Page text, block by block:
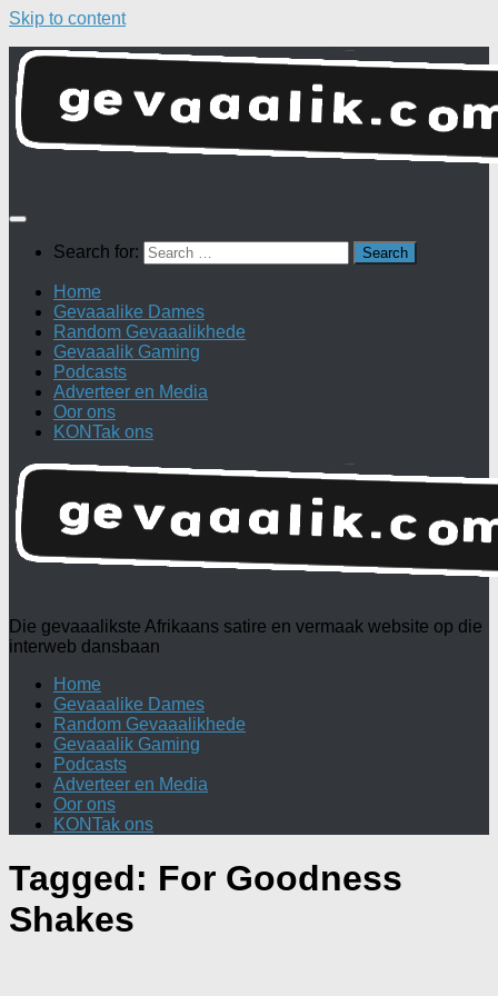
Skip to content
Search for:
Home
Gevaaalike Dames
Random Gevaaalikhede
Gevaaalik Gaming
Podcasts
Adverteer en Media
Oor ons
KONTak ons
Die gevaaalikste Afrikaans satire en vermaak website op die
interweb dansbaan
Home
Gevaaalike Dames
Random Gevaaalikhede
Gevaaalik Gaming
Podcasts
Adverteer en Media
Oor ons
KONTak ons
Tagged: For Goodness
Shakes